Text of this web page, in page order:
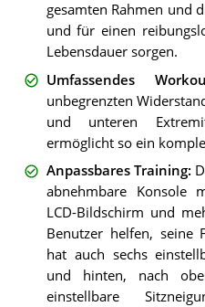
gesamten Rahmen und
und für einen
Lebensdauer sorgen.
Umfassendes
unbegrenzten
und unteren
ermöglicht so ein
Anpassbares Training:
abnehmbare Konsole
LCD-Bildschirm und
Benutzer helfen, seine
hat auch sechs
und hinten, nach
einstellbare